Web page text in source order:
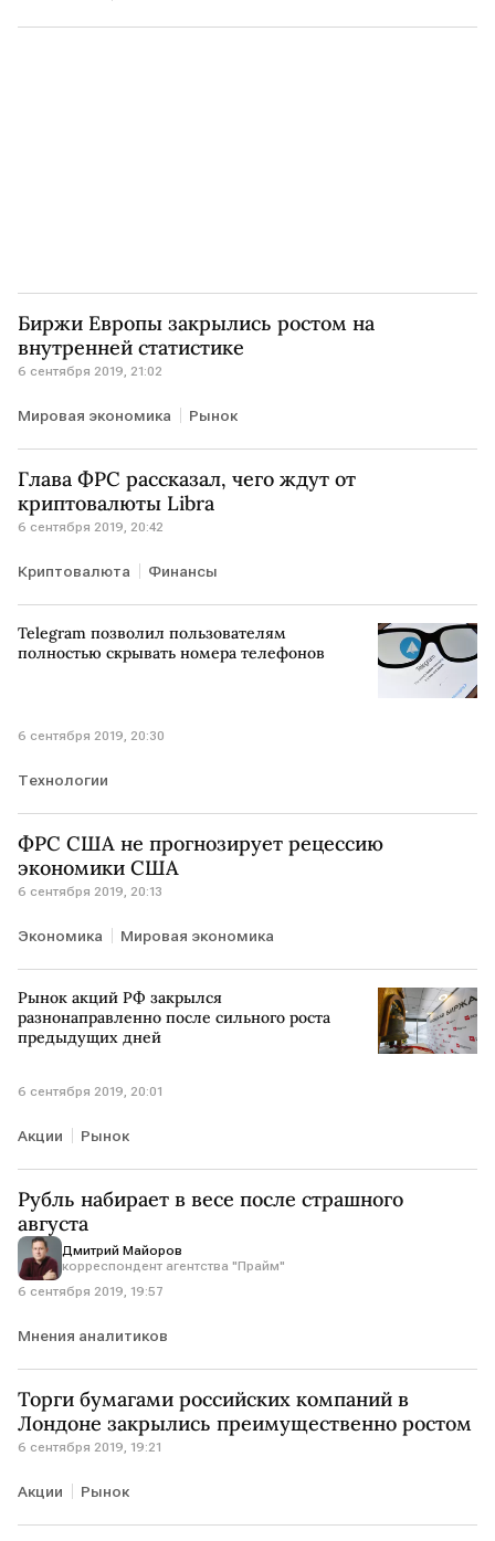
Биржи Европы закрылись ростом на
внутренней статистике
6 сентября 2019, 21:02
Мировая экономика Рынок
Глава ФРС рассказал, чего ждут от
криптовалюты Libra
6 сентября 2019, 20:42
Криптовалюта Финансы
Telegram позволил пользователям
полностью скрывать номера телефонов
6 сентября 2019, 20:30
Технологии
ФРС США не прогнозирует рецессию
экономики США
6 сентября 2019, 20:13
Экономика Мировая экономика
Рынок акций РФ закрылся
разнонаправленно после сильного роста
предыдущих дней
6 сентября 2019, 20:01
Акции Рынок
Рубль набирает в весе после страшного
августа
Дмитрий Майоров
корреспондент агентства "Прайм"
6 сентября 2019, 19:57
Мнения аналитиков
Торги бумагами российских компаний в
Лондоне закрылись преимущественно ростом
6 сентября 2019, 19:21
Акции Рынок